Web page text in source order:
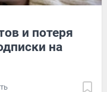
и потеря
на